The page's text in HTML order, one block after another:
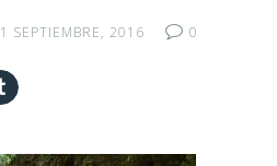
1 SEPTIEMBRE, 2016 0